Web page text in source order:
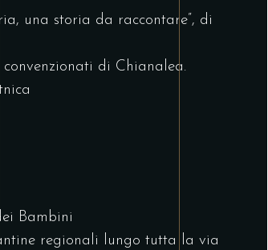
una storia da raccontare”, di
di Chianalea.
Bambini
regionali lungo tutta la via